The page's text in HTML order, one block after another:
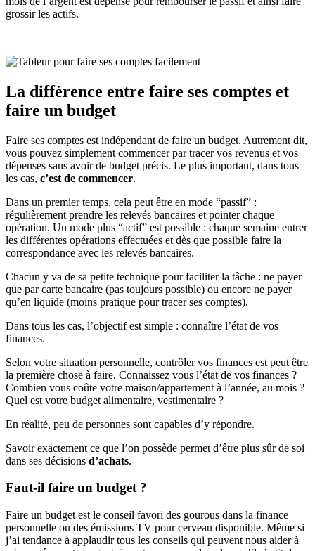
grossir les actifs.
La différence entre faire ses comptes et
faire un budget
Faire ses comptes est indépendant de faire un budget. Autrement dit,
vous pouvez simplement commencer par tracer vos revenus et vos
dépenses sans avoir de budget précis. Le plus important, dans tous
les cas, c’est de commencer.
Dans un premier temps, cela peut être en mode “passif” :
régulièrement prendre les relevés bancaires et pointer chaque
opération. Un mode plus “actif” est possible : chaque semaine entrer
les différentes opérations effectuées et dès que possible faire la
correspondance avec les relevés bancaires.
Chacun y va de sa petite technique pour faciliter la tâche : ne payer
que par carte bancaire (pas toujours possible) ou encore ne payer
qu’en liquide (moins pratique pour tracer ses comptes).
Dans tous les cas, l’objectif est simple : connaître l’état de vos
finances.
Selon votre situation personnelle, contrôler vos finances est peut être
la première chose à faire. Connaissez vous l’état de vos finances ?
Combien vous coûte votre maison/appartement à l’année, au mois ?
Quel est votre budget alimentaire, vestimentaire ?
En réalité, peu de personnes sont capables d’y répondre.
Savoir exactement ce que l’on possède permet d’être plus sûr de soi
dans ses décisions d’achats.
Faut-il faire un budget ?
Faire un budget est le conseil favori des gourous dans la finance
personnelle ou des émissions TV pour cerveau disponible. Même si
j’ai tendance à applaudir tous les conseils qui peuvent nous aider à